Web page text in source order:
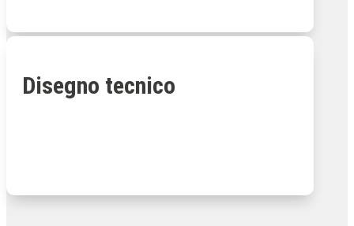
Disegno tecnico